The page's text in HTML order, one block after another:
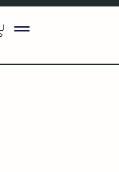
.